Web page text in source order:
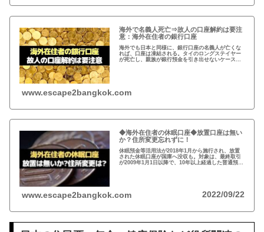
海外で名義人死亡⇒故人の口座解約は要注
意：海外在住者の銀行口座
海外でも日本と同様に、銀行口座の名義人が亡くな
れば、口座は凍結される。タイのロングステイヤー
が死亡し、親族が銀行預金を引き出せないケースが
www.escape2bangkok.com
◆海外在住者の休眠口座◆放置口座は無い
か？住所変更忘れずに！
休眠預金等活用法が2018年1月から施行され、放置
された休眠口座が国庫へ没収も。対象は、最終取引
が2009年1月1日以降で、10年以上経過した普通預
www.escape2bangkok.com 2022/09/22